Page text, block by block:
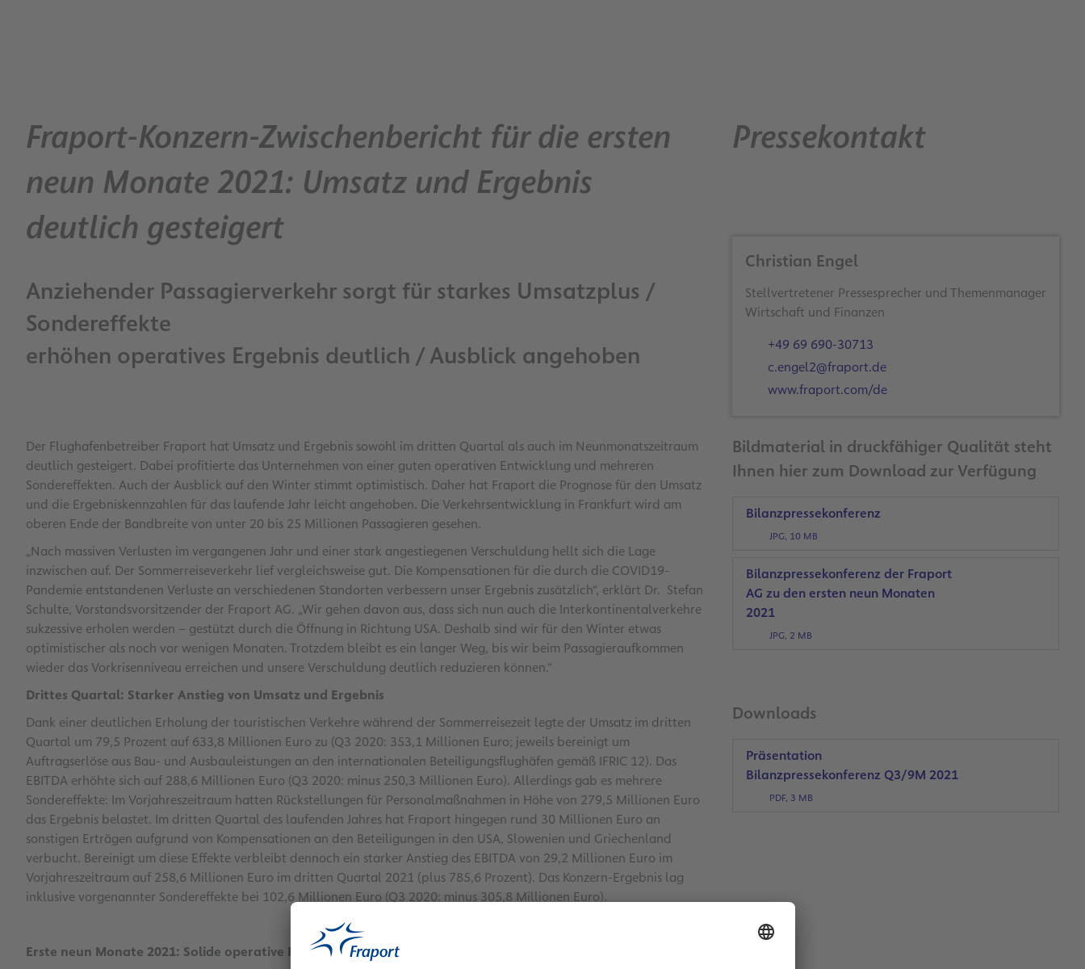
Fraport-Konzern-Zwischenbericht für die ersten
neun Monate 2021: Umsatz und Ergebnis
deutlich gesteigert
Anziehender Passagierverkehr sorgt für starkes Umsatzplus /
Sondereffekte
erhöhen operatives Ergebnis deutlich / Ausblick angehoben
Der Flughafenbetreiber Fraport hat Umsatz und Ergebnis sowohl im dritten Quartal als auch im Neunmonatszeitraum
deutlich gesteigert. Dabei profitierte das Unternehmen von einer guten operativen Entwicklung und mehreren
Sondereffekten. Auch der Ausblick auf den Winter stimmt optimistisch. Daher hat Fraport die Prognose für den Umsatz
und die Ergebniskennzahlen für das laufende Jahr leicht angehoben. Die Verkehrsentwicklung in Frankfurt wird am
oberen Ende der Bandbreite von unter 20 bis 25 Millionen Passagieren gesehen.
„Nach massiven Verlusten im vergangenen Jahr und einer stark angestiegenen Verschuldung hellt sich die Lage
inzwischen auf. Der Sommerreiseverkehr lief vergleichsweise gut. Die Kompensationen für die durch die COVID19-
Pandemie entstandenen Verluste an verschiedenen Standorten verbessern unser Ergebnis zusätzlich“, erklärt Dr. Stefan
Schulte, Vorstandsvorsitzender der Fraport AG. „Wir gehen davon aus, dass sich nun auch die Interkontinentalverkehre
sukzessive erholen werden – gestützt durch die Öffnung in Richtung USA. Deshalb sind wir für den Winter etwas
optimistischer als noch vor wenigen Monaten. Trotzdem bleibt es ein langer Weg, bis wir beim Passagieraufkommen
wieder das Vorkrisenniveau erreichen und unsere Verschuldung deutlich reduzieren können.“
Drittes Quartal: Starker Anstieg von Umsatz und Ergebnis
Dank einer deutlichen Erholung der touristischen Verkehre während der Sommerreisezeit legte der Umsatz im dritten
Quartal um 79,5 Prozent auf 633,8 Millionen Euro zu (Q3 2020: 353,1 Millionen Euro; jeweils bereinigt um
Auftragserlöse aus Bau- und Ausbauleistungen an den internationalen Beteiligungsflughäfen gemäß IFRIC 12). Das
EBITDA erhöhte sich auf 288,6 Millionen Euro (Q3 2020: minus 250,3 Millionen Euro). Allerdings gab es mehrere
Sondereffekte: Im Vorjahreszeitraum hatten Rückstellungen für Personalmaßnahmen in Höhe von 279,5 Millionen Euro
das Ergebnis belastet. Im dritten Quartal des laufenden Jahres hat Fraport hingegen rund 30 Millionen Euro an
sonstigen Erträgen aufgrund von Kompensationen an den Beteiligungen in den USA, Slowenien und Griechenland
verbucht. Bereinigt um diese Effekte verbleibt dennoch ein starker Anstieg des EBITDA von 29,2 Millionen Euro im
Vorjahreszeitraum auf 258,6 Millionen Euro im dritten Quartal 2021 (plus 785,6 Prozent). Das Konzern-Ergebnis lag
inklusive vorgenannter Sondereffekte bei 102,6 Millionen Euro (Q3 2020: minus 305,8 Millionen Euro).
Erste neun Monate 2021: Solide operative Entwicklung gestützt von positiven Sondereffekten
Pressekontakt
Christian Engel
Stellvertretener Pressesprecher und Themenmanager
Wirtschaft und Finanzen
+49 69 690-30713
c.engel2@fraport.de
www.fraport.com/de
Bildmaterial in druckfähiger Qualität steht
Ihnen hier zum Download zur Verfügung
Bilanzpressekonferenz
JPG, 10 MB
Bilanzpressekonferenz der Fraport
AG zu den ersten neun Monaten
2021
JPG, 2 MB
Downloads
Präsentation
Bilanzpressekonferenz Q3/9M 2021
PDF, 3 MB